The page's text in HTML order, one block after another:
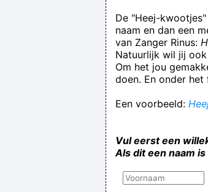
De "Heej-
naam en dan een
van Zanger Rinus:
Natuurlijk wil jij
Om het jou
doen. En onder
Een voorbeeld:
Vul eerst een
Als dit een naam